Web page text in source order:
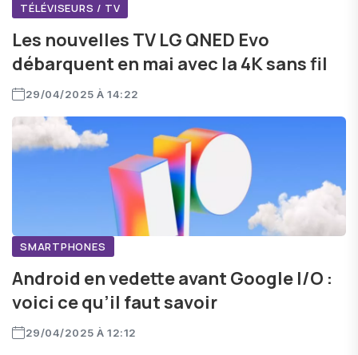
TÉLÉVISEURS / TV
Les nouvelles TV LG QNED Evo
débarquent en mai avec la 4K sans fil
29/04/2025 À 14:22
SMARTPHONES
Android en vedette avant Google I/O :
voici ce qu’il faut savoir
29/04/2025 À 12:12